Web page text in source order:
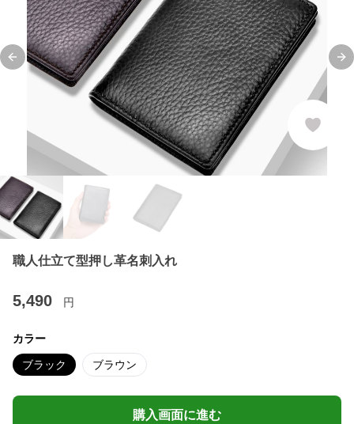
Previous slide
職人仕立て型押し革名刺入れ
5,490 円
カラー
ブラック ブラウン
購入画面に進む